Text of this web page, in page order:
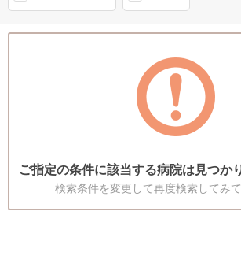
ご指定の条件に該当する病院は見つか
検索条件を変更して再度検索してみて